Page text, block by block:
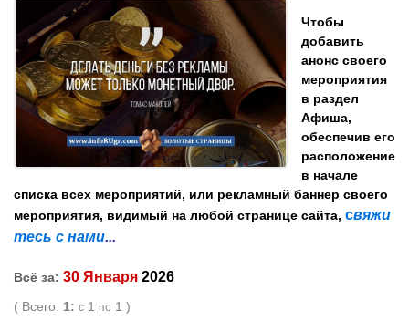
Чтобы
добавить
анонс своего
мероприятия
в раздел
Афиша,
обеспечив его
расположение
в начале
списка всех мероприятий, или рекламный баннер своего
мероприятия, видимый на любой странице сайта, свяжи
тесь с нами...
Всё за: 30 Января 2026
( Всего: 1: с 1 по 1 )